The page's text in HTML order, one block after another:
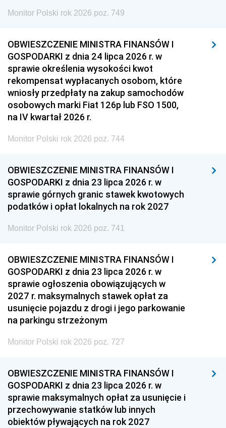
Monitor Polski rok 2026 poz. 749
OBWIESZCZENIE MINISTRA FINANSÓW I
GOSPODARKI z dnia 24 lipca 2026 r. w
sprawie określenia wysokości kwot
rekompensat wypłacanych osobom, które
wniosły przedpłaty na zakup samochodów
osobowych marki Fiat 126p lub FSO 1500,
na IV kwartał 2026 r.
Monitor Polski rok 2026 poz. 744
OBWIESZCZENIE MINISTRA FINANSÓW I
GOSPODARKI z dnia 23 lipca 2026 r. w
sprawie górnych granic stawek kwotowych
podatków i opłat lokalnych na rok 2027
Monitor Polski rok 2026 poz. 741
OBWIESZCZENIE MINISTRA FINANSÓW I
GOSPODARKI z dnia 23 lipca 2026 r. w
sprawie ogłoszenia obowiązujących w
2027 r. maksymalnych stawek opłat za
usunięcie pojazdu z drogi i jego parkowanie
na parkingu strzeżonym
Monitor Polski rok 2026 poz. 727
OBWIESZCZENIE MINISTRA FINANSÓW I
GOSPODARKI z dnia 23 lipca 2026 r. w
sprawie maksymalnych opłat za usunięcie i
przechowywanie statków lub innych
obiektów pływających na rok 2027